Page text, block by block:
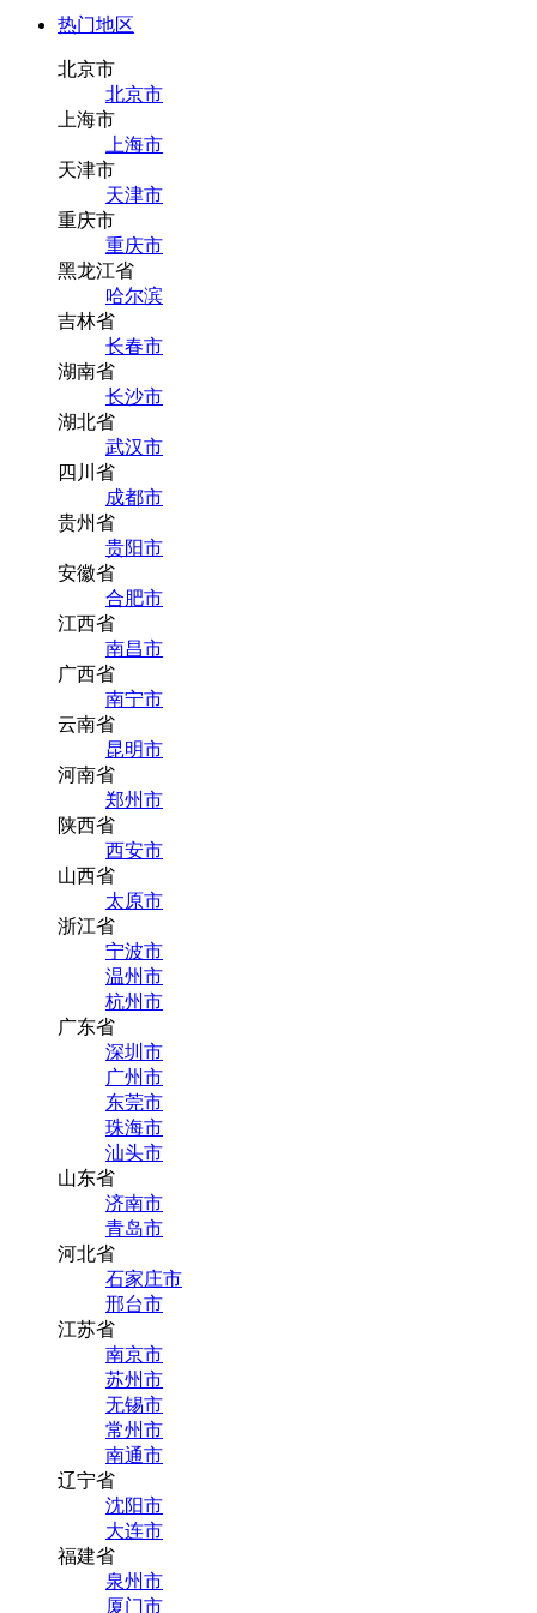
热门地区
北京市
北京市
上海市
上海市
天津市
天津市
重庆市
重庆市
黑龙江省
哈尔滨
吉林省
长春市
湖南省
长沙市
湖北省
武汉市
四川省
成都市
贵州省
贵阳市
安徽省
合肥市
江西省
南昌市
广西省
南宁市
云南省
昆明市
河南省
郑州市
陕西省
西安市
山西省
太原市
浙江省
宁波市
温州市
杭州市
广东省
深圳市
广州市
东莞市
珠海市
汕头市
山东省
济南市
青岛市
河北省
石家庄市
邢台市
江苏省
南京市
苏州市
无锡市
常州市
南通市
辽宁省
沈阳市
大连市
福建省
泉州市
厦门市